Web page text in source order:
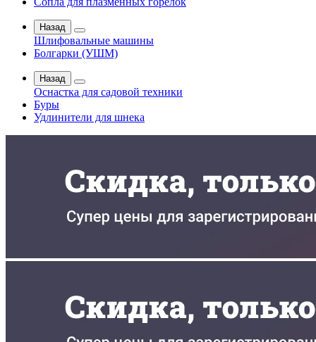
Назад
Шлифовальные машины
Болгарки (УШМ)
Назад
Оснастка для садовой техники
Буры
Удлинители для шнека